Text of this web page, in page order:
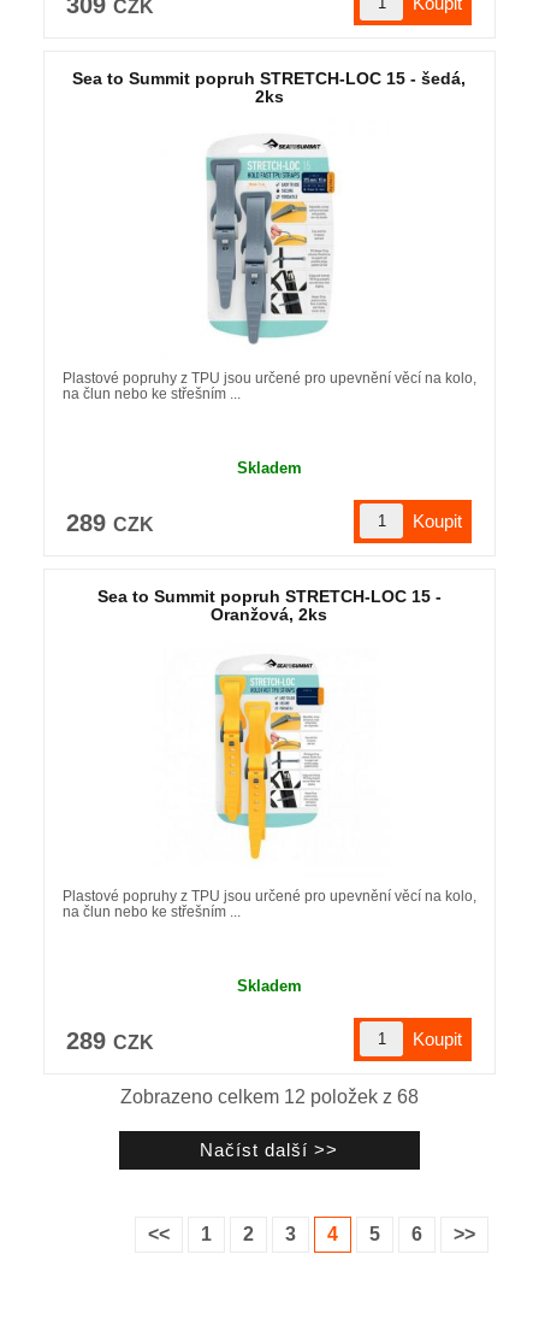
CZK
Sea to Summit popruh STRETCH-LOC 15 - šedá,
2ks
Plastové popruhy z TPU jsou určené pro upevnění věcí na kolo,
na člun nebo ke střešním ...
Skladem
289 CZK
Sea to Summit popruh STRETCH-LOC 15 -
Oranžová, 2ks
Plastové popruhy z TPU jsou určené pro upevnění věcí na kolo,
na člun nebo ke střešním ...
Skladem
289 CZK
Zobrazeno celkem 12 položek z 68
<< 1 2 3 4 5 6 >>